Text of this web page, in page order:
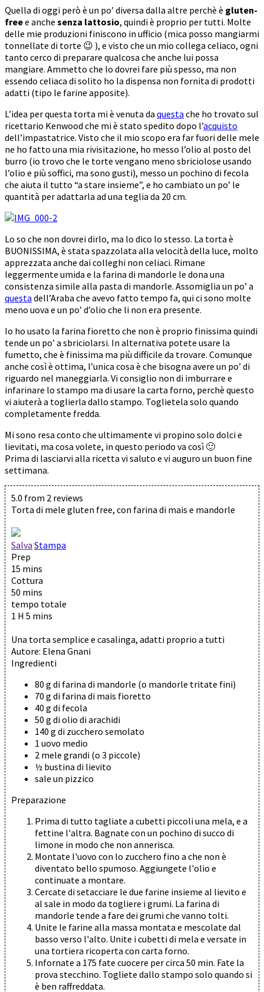
Quella di oggi però è un po’ diversa dalla altre perchè è gluten-
freee anche senza lattosio, quindi è proprio per tutti. Molte
delle mie produzioni finiscono in ufficio (mica posso mangiarmi
tonnellate di torte 😉 ), e visto che un mio collega celiaco, ogni
tanto cerco di preparare qualcosa che anche lui possa
mangiare. Ammetto che lo dovrei fare più spesso, ma non
essendo celiaca di solito ho la dispensa non fornita di prodotti
adatti (tipo le farine apposite).
L’idea per questa torta mi è venuta da questa che ho trovato sul
ricettario Kenwood che mi è stato spedito dopo l’acquisto
dell’impastatrice. Visto che il mio scopo era far fuori delle mele
ne ho fatto una mia rivisitazione, ho messo l’olio al posto del
burro (io trovo che le torte vengano meno sbriciolose usando
l’olio e più soffici, ma sono gusti), messo un pochino di fecola
che aiuta il tutto “a stare insieme”, e ho cambiato un po’ le
quantità per adattarla ad una teglia da 20 cm.
Lo so che non dovrei dirlo, ma lo dico lo stesso. La torta è
BUONISSIMA, è stata spazzolata alla velocità della luce, molto
apprezzata anche dai colleghi non celiaci. Rimane
leggermente umida e la farina di mandorle le dona una
consistenza simile alla pasta di mandorle. Assomiglia un po’ a
questa dell’Araba che avevo fatto tempo fa, qui ci sono molte
meno uova e un po’ d’olio che li non era presente.
Io ho usato la farina fioretto che non è proprio finissima quindi
tende un po’ a sbriciolarsi. In alternativa potete usare la
fumetto, che è finissima ma più difficile da trovare. Comunque
anche così è ottima, l’unica cosa è che bisogna avere un po’ di
riguardo nel maneggiarla. Vi consiglio non di imburrare e
infarinare lo stampo ma di usare la carta forno, perchè questo
vi aiuterà a toglierla dallo stampo. Toglietela solo quando
completamente fredda.
Mi sono resa conto che ultimamente vi propino solo dolci e
lievitati, ma cosa volete, in questo periodo va così 🙂
Prima di lasciarvi alla ricetta vi saluto e vi auguro un buon fine
settimana.
5.0 from 2 reviews
Torta di mele gluten free, con farina di mais e mandorle
Salva Stampa
Prep
15 mins
Cottura
50 mins
tempo totale
1 H 5 mins
Una torta semplice e casalinga, adatti proprio a tutti
Autore: Elena Gnani
Ingredienti
80 g di farina di mandorle (o mandorle tritate fini)
70 g di farina di mais fioretto
40 g di fecola
50 g di olio di arachidi
140 g di zucchero semolato
1 uovo medio
2 mele grandi (o 3 piccole)
½ bustina di lievito
sale un pizzico
Preparazione
Prima di tutto tagliate a cubetti piccoli una mela, e a
fettine l'altra. Bagnate con un pochino di succo di
limone in modo che non annerisca.
Montate l'uovo con lo zucchero fino a che non è
diventato bello spumoso. Aggiungete l'olio e
continuate a montare.
Cercate di setacciare le due farine insieme al lievito e
al sale in modo da togliere i grumi. La farina di
mandorle tende a fare dei grumi che vanno tolti.
Unite le farine alla massa montata e mescolate dal
basso verso l'alto. Unite i cubetti di mela e versate in
una tortiera ricoperta con carta forno.
Infornate a 175 fate cuocere per circa 50 min. Fate la
prova stecchino. Togliete dallo stampo solo quando si
è ben raffreddata.